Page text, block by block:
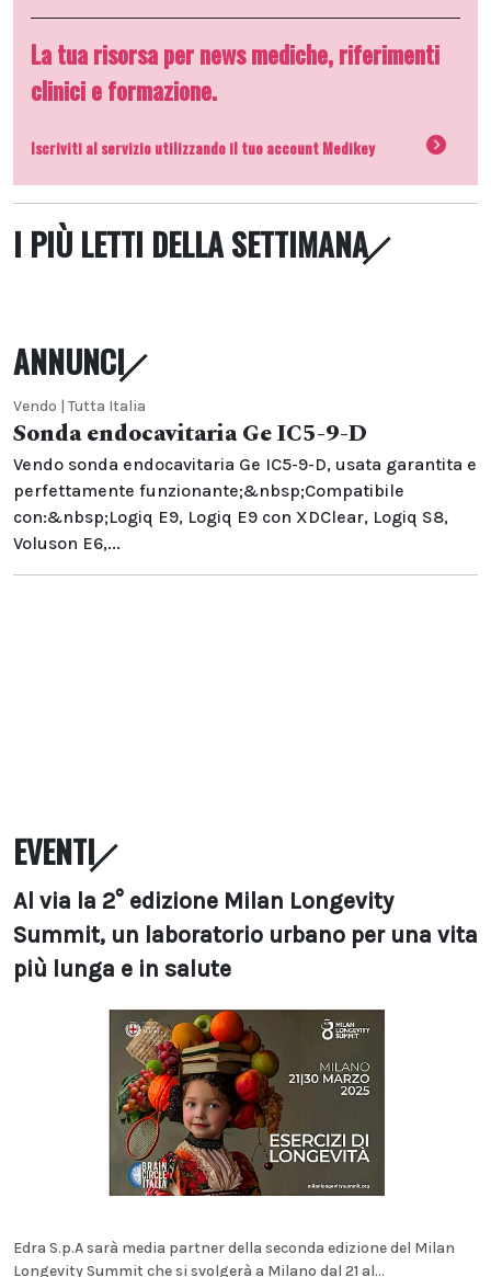
La tua risorsa per news mediche, riferimenti
clinici e formazione.
Iscriviti al servizio utilizzando il tuo account Medikey
I PIÙ LETTI DELLA SETTIMANA
ANNUNCI
Vendo | Tutta Italia
Sonda endocavitaria Ge IC5-9-D
Vendo sonda endocavitaria Ge IC5-9-D, usata garantita e
perfettamente funzionante;&nbsp;Compatibile
con:&nbsp;Logiq E9, Logiq E9 con XDClear, Logiq S8,
Voluson E6,...
EVENTI
Al via la 2° edizione Milan Longevity
Summit, un laboratorio urbano per una vita
più lunga e in salute
Edra S.p.A sarà media partner della seconda edizione del Milan
Longevity Summit che si svolgerà a Milano dal 21 al...